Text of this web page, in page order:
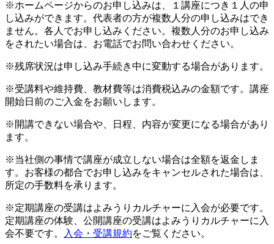
※ホームページからのお申し込みは、１講座につき１人の申
し込みができます。代表者の方が複数人分の申し込みはでき
ません。各人でお申し込みください。複数人分のお申し込み
をされたい場合は、お電話でお問い合わせください。
※残席状況は申し込み手続き中に変動する場合があります。
※受講料や維持費、教材費等は消費税込みの金額です。講座
開始日前のご入金をお願いします。
※開講できない場合や、日程、内容が変更になる場合があり
ます。
※当社側の事情で講座が成立しない場合は全額を返金しま
す。お客様の都合でお申し込みをキャンセルされた場合は、
所定の手数料を承ります。
※定期講座の受講はよみうりカルチャーに入会が必要です。
定期講座の体験、公開講座の受講はよみうりカルチャーに入
会不要です。
入会・受講規約をご覧ください。